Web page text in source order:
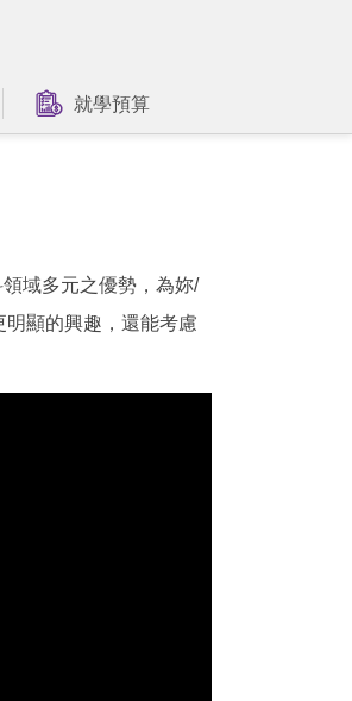
就學預算
域多元之優勢，為妳/
顯的興趣，還能考慮